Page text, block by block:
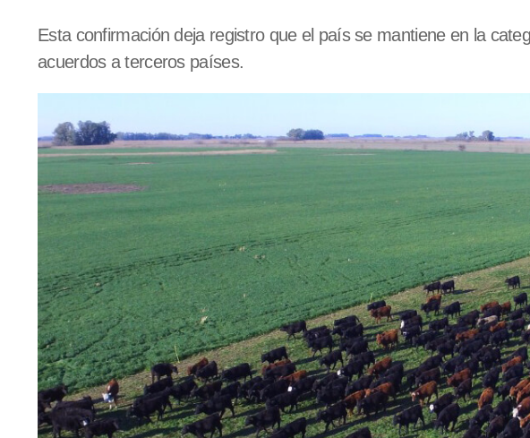
Esta confirmación deja registro que el país se mantiene en la
acuerdos a terceros países.